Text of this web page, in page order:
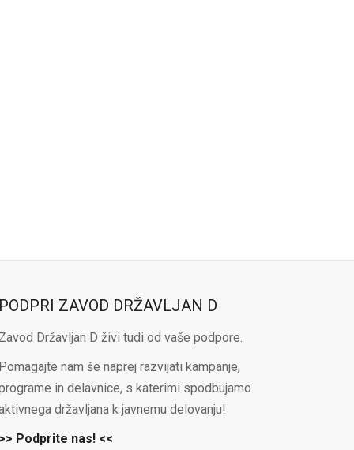
PODPRI ZAVOD DRŽAVLJAN D
Zavod Državljan D živi tudi od vaše podpore.
Pomagajte nam še naprej razvijati kampanje,
in delavnice, s katerimi spodbujamo
državljana k javnemu delovanju!
>> Podprite nas! <<